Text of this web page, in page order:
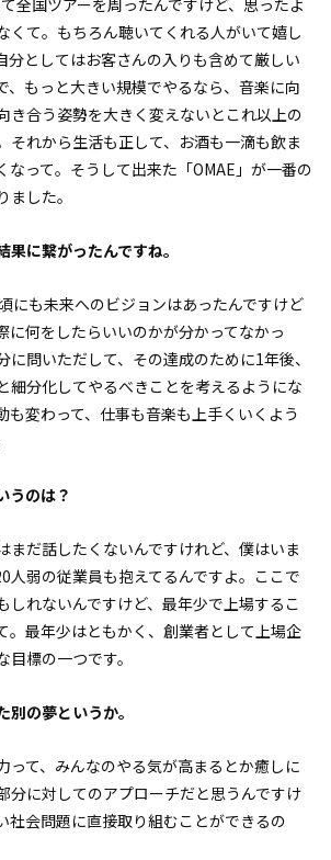
て全国ツアーを周ったんですけど、思ったよ
くて。もちろん聴いてくれる人がいて嬉し
分としてはお客さんの入りも含めて厳しい
、もっと大きい規模でやるなら、音楽に向
き合う姿勢を大きく変えないとこれ以上の
それから生活も正して、お酒も一滴も飲ま
なって。そうして出来た「OMAE」が一番の
した。
果に繋がったんですね。
にも未来へのビジョンはあったんですけど
に何をしたらいいのかが分かってなかっ
に問いただして、その達成のために1年後、
細分化してやるべきことを考えるようにな
も変わって、仕事も音楽も上手くいくよう
うのは？
まだ話したくないんですけれど、僕はいま
人弱の従業員も抱えてるんですよ。ここで
しれないんですけど、最年少で上場するこ
。最年少はともかく、創業者として上場企
標の一つです。
別の夢というか。
って、みんなのやる気が高まるとか癒しに
分に対してのアプローチだと思うんですけ
社会問題に直接取り組むことができるの